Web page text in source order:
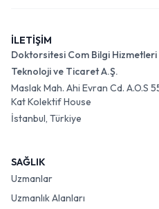
İLETİŞİM
Doktorsitesi Com Bilgi Hizmetleri
Teknoloji ve Ticaret A.Ş.
Maslak Mah. Ahi Evran Cd. A.O.S
Kat Kolektif House
İstanbul, Türkiye
SAĞLIK
Uzmanlar
Uzmanlık Alanları